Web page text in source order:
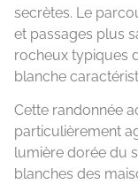
secrètes. Le
et passages plus
rocheux typiques
blanche
Cette randonnée
particulièrement
lumière dorée du
blanches des